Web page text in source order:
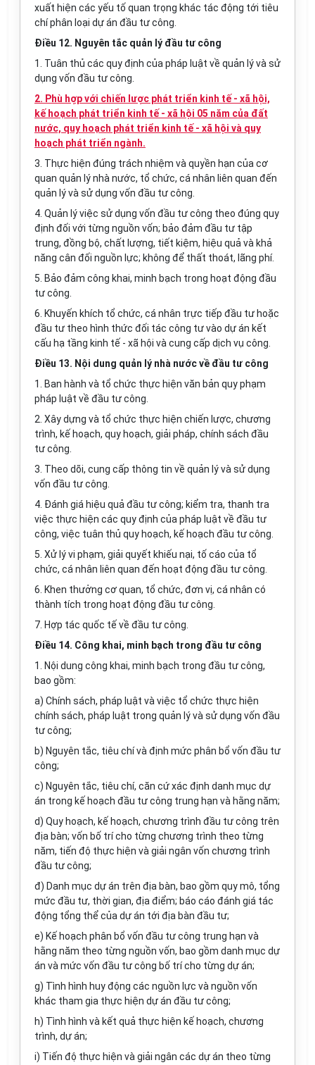
xuất hiện các yếu tố quan trọng khác tác động tới tiêu
chí phân loại dự án đầu tư công.
Điều 12. Nguyên tắc quản lý đầu tư công
1. Tuân thủ các quy định của pháp luật về quản lý và sử
dụng vốn đầu tư công.
2. Phù hợp với chiến lược phát triển kinh tế - xã hội,
kế hoạch phát triển kinh tế - xã hội 05 năm của đất
nước, quy hoạch phát triển kinh tế - xã hội và quy
hoạch phát triển ngành.
3. Thực hiện đúng trách nhiệm và quyền hạn của cơ
quan quản lý nhà nước, tổ chức, cá nhân liên quan đến
quản lý và sử dụng vốn đầu tư công.
4. Quản lý việc sử dụng vốn đầu tư công theo đúng quy
định đối với từng nguồn vốn; bảo đảm đầu tư tập
trung, đồng bộ, chất lượng, tiết kiệm, hiệu quả và khả
năng cân đối nguồn lực; không để thất thoát, lãng phí.
5. Bảo đảm công khai, minh bạch trong hoạt động đầu
tư công.
6. Khuyến khích tổ chức, cá nhân trực tiếp đầu tư hoặc
đầu tư theo hình thức đối tác công tư vào dự án kết
cấu hạ tầng kinh tế - xã hội và cung cấp dịch vụ công.
Điều 13. Nội dung quản lý nhà nước về đầu tư công
1. Ban hành và tổ chức thực hiện văn bản quy phạm
pháp luật về đầu tư công.
2. Xây dựng và tổ chức thực hiện chiến lược, chương
trình, kế hoạch, quy hoạch, giải pháp, chính sách đầu
tư công.
3. Theo dõi, cung cấp thông tin về quản lý và sử dụng
vốn đầu tư công.
4. Đánh giá hiệu quả đầu tư công; kiểm tra, thanh tra
việc thực hiện các quy định của pháp luật về đầu tư
công, việc tuân thủ quy hoạch, kế hoạch đầu tư công.
5. Xử lý vi phạm, giải quyết khiếu nại, tố cáo của tổ
chức, cá nhân liên quan đến hoạt động đầu tư công.
6. Khen thưởng cơ quan, tổ chức, đơn vị, cá nhân có
thành tích trong hoạt động đầu tư công.
7. Hợp tác quốc tế về đầu tư công.
Điều 14. Công khai, minh bạch trong đầu tư công
1. Nội dung công khai, minh bạch trong đầu tư công,
bao gồm:
a) Chính sách, pháp luật và việc tổ chức thực hiện
chính sách, pháp luật trong quản lý và sử dụng vốn đầu
tư công;
b) Nguyên tắc, tiêu chí và định mức phân bổ vốn đầu tư
công;
c) Nguyên tắc, tiêu chí, căn cứ xác định danh mục dự
án trong kế hoạch đầu tư công trung hạn và hằng năm;
d) Quy hoạch, kế hoạch, chương trình đầu tư công trên
địa bàn; vốn bố trí cho từng chương trình theo từng
năm, tiến độ thực hiện và giải ngân vốn chương trình
đầu tư công;
đ) Danh mục dự án trên địa bàn, bao gồm quy mô, tổng
mức đầu tư, thời gian, địa điểm; báo cáo đánh giá tác
động tổng thể của dự án tới địa bàn đầu tư;
e) Kế hoạch phân bổ vốn đầu tư công trung hạn và
hằng năm theo từng nguồn vốn, bao gồm danh mục dự
án và mức vốn đầu tư công bố trí cho từng dự án;
g) Tình hình huy động các nguồn lực và nguồn vốn
khác tham gia thực hiện dự án đầu tư công;
h) Tình hình và kết quả thực hiện kế hoạch, chương
trình, dự án;
i) Tiến độ thực hiện và giải ngân các dự án theo từng